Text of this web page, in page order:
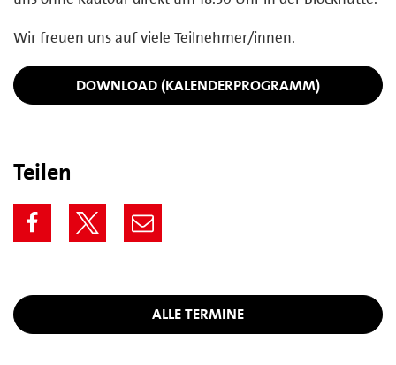
Wir freuen uns auf viele Teilnehmer/innen.
DOWNLOAD (KALENDERPROGRAMM)
Teilen
ALLE TERMINE